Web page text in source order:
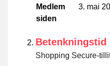
Medlem
siden
3. mai
Betenkningstid
Shopping Secure-